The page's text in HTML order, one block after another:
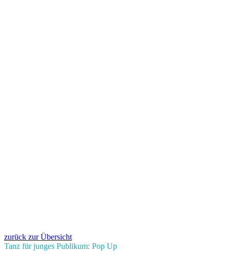
zurück zur Übersicht
Tanz für junges Publikum: Pop Up